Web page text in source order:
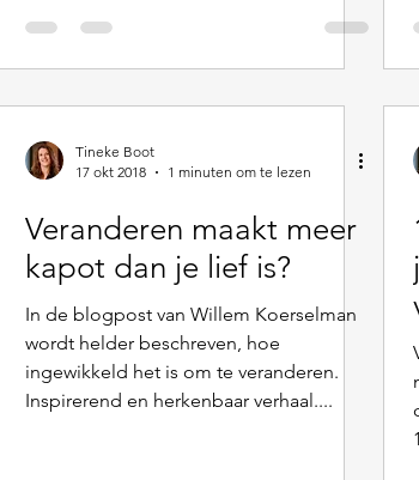
Tineke Boot
17 okt 2018
1 minuten om te lezen
Veranderen maakt meer
kapot dan je lief is?
In de blogpost van Willem Koerselman
wordt helder beschreven, hoe
ingewikkeld het is om te veranderen.
Inspirerend en herkenbaar verhaal....